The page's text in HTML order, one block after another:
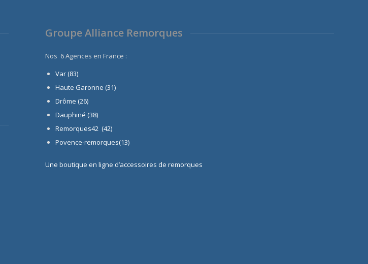
Groupe Alliance Remorques
Nos 6 Agences en France :
Var (83)
Haute Garonne (31)
Drôme (26)
Dauphiné (38)
Remorques42 (42)
Povence-remorques(13)
Une boutique en ligne d’accessoires de remorques